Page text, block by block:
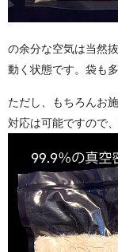
の余分な空気は当然
動く状態です。袋も
ただし、もちろんお
対応は可能ですので